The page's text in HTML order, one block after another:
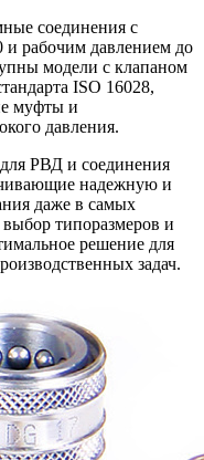
соединения с
рабочим давлением до
модели с клапаном
ISO 16028,
муфты и
давления.
РВД и соединения
надежную и
даже в самых
типоразмеров и
решение для
задач.